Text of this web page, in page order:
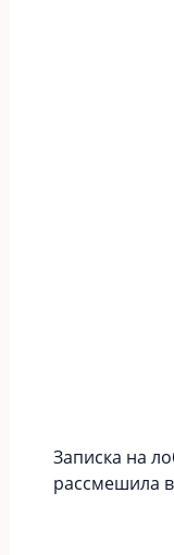
Записка на
рассмешила